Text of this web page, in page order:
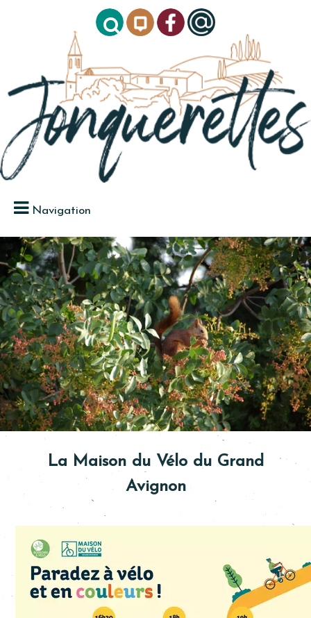
Navigation
La Maison du Vélo du Grand
Avignon